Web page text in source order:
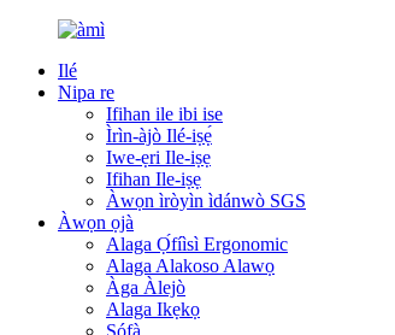
Ilé
Nipa re
Ifihan ile ibi ise
Ìrìn-àjò Ilé-iṣẹ́
Iwe-ẹri Ile-iṣẹ
Ifihan Ile-iṣẹ
Àwọn ìròyìn ìdánwò SGS
Àwọn ọjà
Alaga Ọ́fíìsì Ergonomic
Alaga Alakoso Alawọ
Àga Àlejò
Alaga Ikẹkọ
Sófà